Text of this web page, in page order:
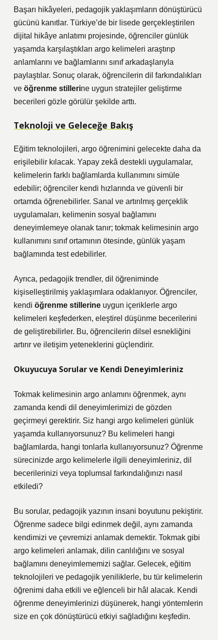
Başarı hikâyeleri, pedagojik yaklaşımların dönüştürücü
gücünü kanıtlar. Türkiye’de bir lisede gerçekleştirilen
dijital hikâye anlatımı projesinde, öğrenciler günlük
yaşamda karşılaştıkları argo kelimeleri araştırıp
anlamlarını ve bağlamlarını sınıf arkadaşlarıyla
paylaştılar. Sonuç olarak, öğrencilerin dil farkındalıkları
ve öğrenme stillerine uygun stratejiler geliştirme
becerileri gözle görülür şekilde arttı.
Teknoloji ve Geleceğe Bakış
Eğitim teknolojileri, argo öğrenimini gelecekte daha da
erişilebilir kılacak. Yapay zekâ destekli uygulamalar,
kelimelerin farklı bağlamlarda kullanımını simüle
edebilir; öğrenciler kendi hızlarında ve güvenli bir
ortamda öğrenebilirler. Sanal ve artırılmış gerçeklik
uygulamaları, kelimenin sosyal bağlamını
deneyimlemeye olanak tanır; tokmak kelimesinin argo
kullanımını sınıf ortamının ötesinde, günlük yaşam
bağlamında test edebilirler.
Ayrıca, pedagojik trendler, dil öğreniminde
kişiselleştirilmiş yaklaşımlara odaklanıyor. Öğrenciler,
kendi öğrenme stillerine uygun içeriklerle argo
kelimeleri keşfederken, eleştirel düşünme becerilerini
de geliştirebilirler. Bu, öğrencilerin dilsel esnekliğini
artırır ve iletişim yeteneklerini güçlendirir.
Okuyucuya Sorular ve Kendi Deneyimleriniz
Tokmak kelimesinin argo anlamını öğrenmek, aynı
zamanda kendi dil deneyimlerimizi de gözden
geçirmeyi gerektirir. Siz hangi argo kelimeleri günlük
yaşamda kullanıyorsunuz? Bu kelimeleri hangi
bağlamlarda, hangi tonlarla kullanıyorsunuz? Öğrenme
sürecinizde argo kelimelerle ilgili deneyimleriniz, dil
becerilerinizi veya toplumsal farkındalığınızı nasıl
etkiledi?
Bu sorular, pedagojik yazının insani boyutunu pekiştirir.
Öğrenme sadece bilgi edinmek değil, aynı zamanda
kendimizi ve çevremizi anlamak demektir. Tokmak gibi
argo kelimeleri anlamak, dilin canlılığını ve sosyal
bağlamını deneyimlememizi sağlar. Gelecek, eğitim
teknolojileri ve pedagojik yeniliklerle, bu tür kelimelerin
öğrenimi daha etkili ve eğlenceli bir hâl alacak. Kendi
öğrenme deneyimlerinizi düşünerek, hangi yöntemlerin
size en çok dönüştürücü etkiyi sağladığını keşfedin.